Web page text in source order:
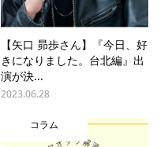
【矢口 昴歩さん】『今日、好
きになりました。台北編』出
演が決...
2023.06.28
コラム